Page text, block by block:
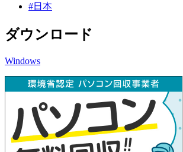
#日本
ダウンロード
Windows